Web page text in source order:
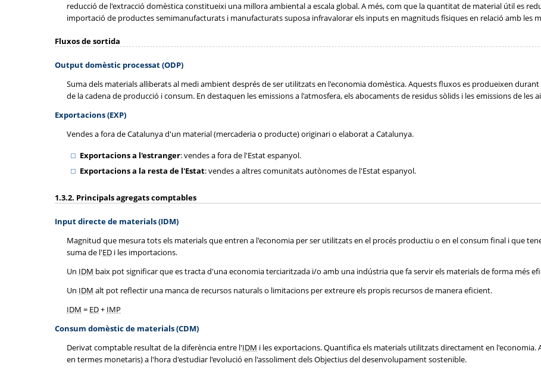
reducció de l'extracció domèstica constitueixi una millora ambiental a escala global. A més, com que la quantitat de material útil es
importació de productes semimanufacturats i manufacturats suposa infravalorar els inputs en magnituds físiques en relació amb les
Fluxos de sortida
Output domèstic processat (ODP)
Suma dels materials alliberats al medi ambient després de ser utilitzats en l'economia domèstica. Aquests fluxos es produeixen
de la cadena de producció i consum. En destaquen les emissions a l'atmosfera, els abocaments de residus sòlids i les emissions de les
Exportacions (EXP)
Vendes a fora de Catalunya d'un material (mercaderia o producte) originari o elaborat a Catalunya.
Exportacions a l'estranger: vendes a fora de l'Estat espanyol.
Exportacions a la resta de l'Estat: vendes a altres comunitats autònomes de l'Estat espanyol.
1.3.2. Principals agregats comptables
Input directe de materials (IDM)
Magnitud que mesura tots els materials que entren a l'economia per ser utilitzats en el procés productiu o en el consum final i que
suma de l'ED i les importacions.
Un IDM baix pot significar que es tracta d'una economia terciaritzada i/o amb una indústria que fa servir els materials de forma més
Un IDM alt pot reflectir una manca de recursos naturals o limitacions per extreure els propis recursos de manera eficient.
IDM = ED+ IMP
Consum domèstic de materials (CDM)
Derivat comptable resultat de la diferència entre l'IDM i les exportacions. Quantifica els materials utilitzats directament en l'economia.
en termes monetaris) a l'hora d'estudiar l'evolució en l'assoliment dels Objectius del desenvolupament sostenible.